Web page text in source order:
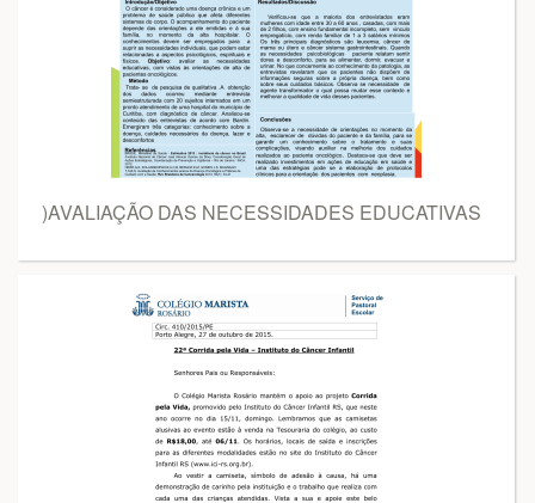
)AVALIAÇÃO DAS NECESSIDADES EDUCATIVAS